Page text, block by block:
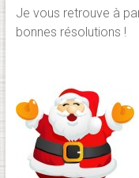
Je vous retrouve à
bonnes résolutions !